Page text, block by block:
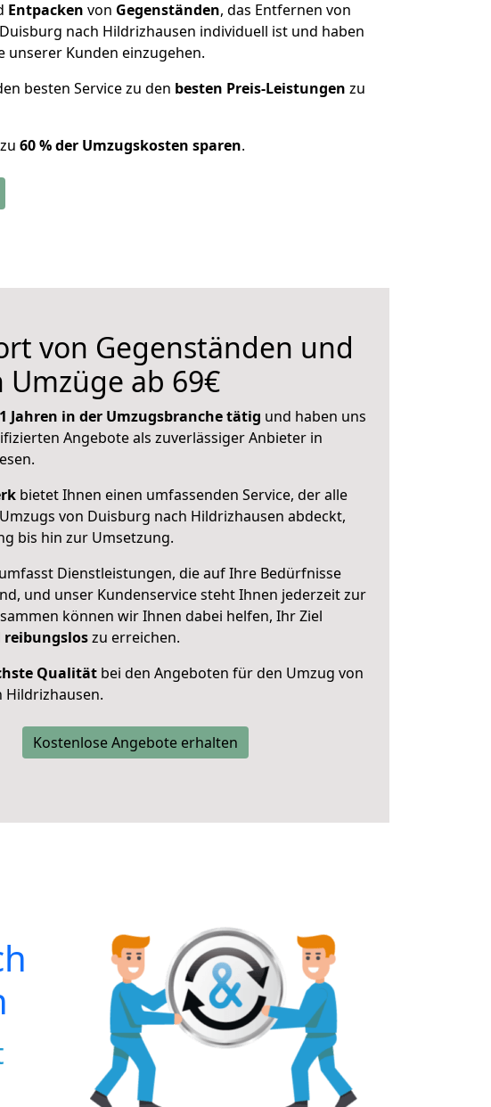
Entpacken von Gegenständen, das Entfernen von
nach Hildrizhausen individuell ist und haben
unserer Kunden einzugehen.
besten Service zu den besten Preis-Leistungen zu
60 % der Umzugskosten sparen.
von Gegenständen und
Umzüge ab 69€
Jahren in der Umzugsbranche tätig und haben uns
Angebote als zuverlässiger Anbieter in
bietet Ihnen einen umfassenden Service, der alle
von Duisburg nach Hildrizhausen abdeckt,
bis hin zur Umsetzung.
Dienstleistungen, die auf Ihre Bedürfnisse
und unser Kundenservice steht Ihnen jederzeit zur
können wir Ihnen dabei helfen, Ihr Ziel
zu erreichen.
Qualität bei den Angeboten für den Umzug von
Hildrizhausen.
Kostenlose Angebote erhalten